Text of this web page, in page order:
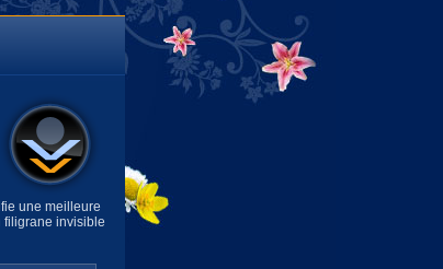
une meilleure
filigrane invisible